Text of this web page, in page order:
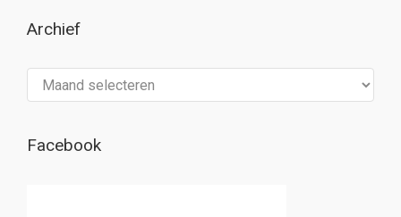
Archief
Facebook